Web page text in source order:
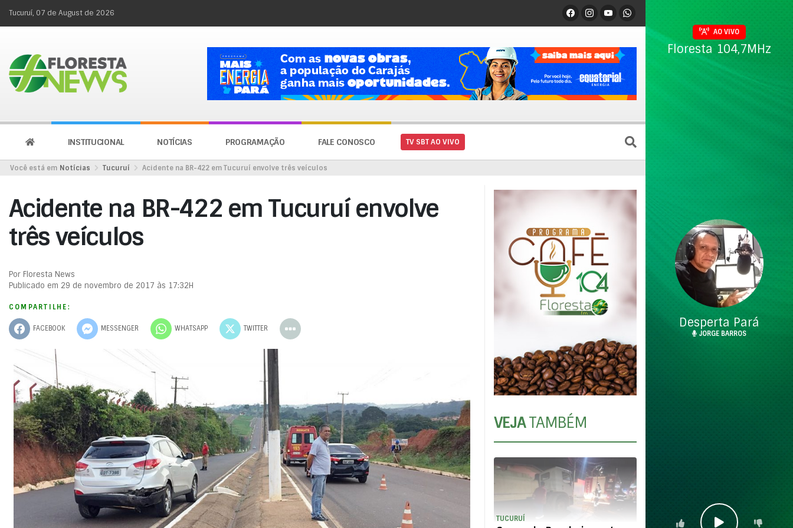
Tucuruí, 07 de August de 2026
INSTITUCIONAL NOTÍCIAS PROGRAMAÇÃO FALE CONOSCO TV SBT AO VIVO
Você está em Notícias Tucuruí Acidente na BR-422 em Tucuruí envolve três veículos
Acidente na BR-422 em Tucuruí envolve
três veículos
Por Floresta News
Publicado em 29 de novembro de 2017 às 17:32H
COMPARTILHE:
FACEBOOK MESSENGER WHATSAPP TWITTER
VEJATAMBÉM
TUCURUÍ
AO VIVO
Floresta 104,7MHz
Desperta Pará
JORGE BARROS